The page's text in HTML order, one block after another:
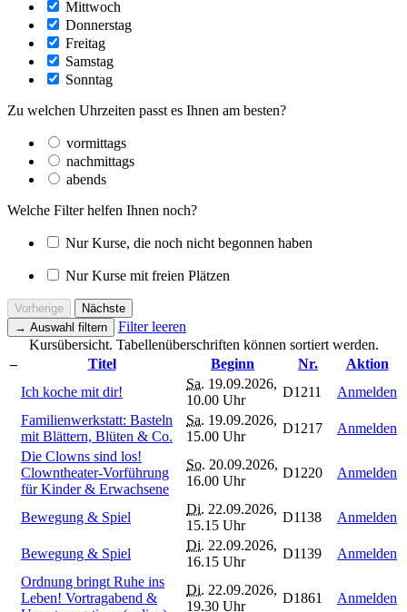
Mittwoch
Donnerstag
Freitag
Samstag
Sonntag
Zu welchen Uhrzeiten passt es Ihnen am besten?
vormittags
nachmittags
abends
Welche Filter helfen Ihnen noch?
Nur Kurse, die noch nicht begonnen haben
Nur Kurse mit freien Plätzen
Vorherige
Nächste
→ Auswahl filtern
Filter leeren
Kursübersicht. Tabellenüberschriften können sortiert werden.
–
Titel Beginn Nr.
Aktion
Ich koche mit dir!
Sa. 19.09.2026,
10.00 Uhr
D1211
Anmelden
Familienwerkstatt: Basteln
mit Blättern, Blüten & Co.
Sa. 19.09.2026,
15.00 Uhr
D1217
Anmelden
Die Clowns sind los!
Clowntheater-Vorführung
für Kinder & Erwachsene
So. 20.09.2026,
16.00 Uhr
D1220 Anmelden
Bewegung & Spiel
Di. 22.09.2026,
15.15 Uhr
D1138 Anmelden
Bewegung & Spiel
Di. 22.09.2026,
16.15 Uhr
D1139
Anmelden
Ordnung bringt Ruhe ins
Leben! Vortragabend &
Di. 22.09.2026,
19.30 Uhr
D1861 Anmelden